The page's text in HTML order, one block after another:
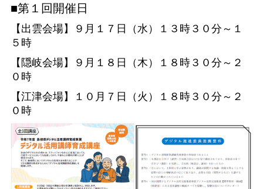
■第１回開催日
【出雲会場】９月１７日（水）１３時３０分～１
５時
【隠岐会場】９月１８日（木）１８時３０分～２
０時
【江津会場】１０月７日（火）１８時３０分～２
０時